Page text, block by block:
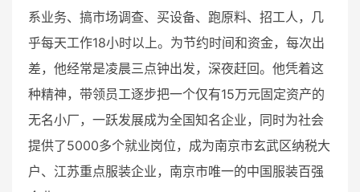
系业务、搞市场调查、买设备、跑原料、招工人，几
乎每天工作18小时以上。为节约时间和资金，每次出
差，他经常是凌晨三点钟出发，深夜赶回。他凭着这
种精神，带领员工逐步把一个仅有15万元固定资产的
无名小厂，一跃发展成为全国知名企业，同时为社会
提供了5000多个就业岗位，成为南京市玄武区纳税大
户、江苏重点服装企业，南京市唯一的中国服装百强